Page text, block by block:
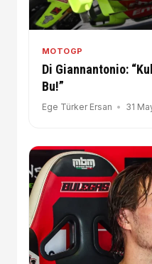
MOTOGP
Di Giannantonio:
Bu!”
Ege Türker Ersan 31